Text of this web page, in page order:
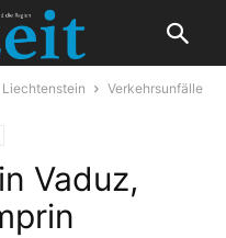
Verkehrsunfälle
Vaduz,